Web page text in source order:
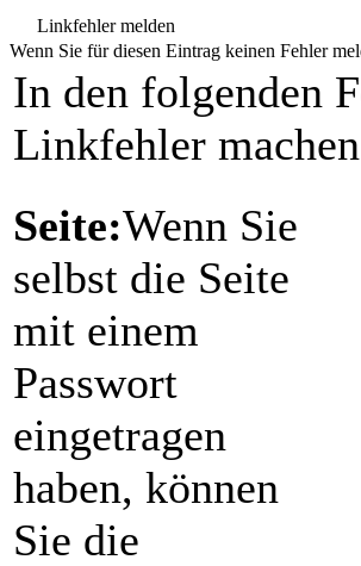
Linkfehler melden
Wenn Sie für diesen Eintrag keinen Fehler
In den folgenden
Linkfehler
Seite:Wenn Sie
selbst die Seite
mit einem
Passwort
eingetragen
haben, können
Sie die